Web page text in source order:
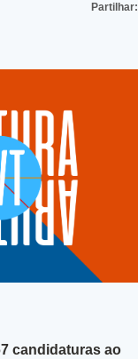
Partilhar:
candidaturas ao